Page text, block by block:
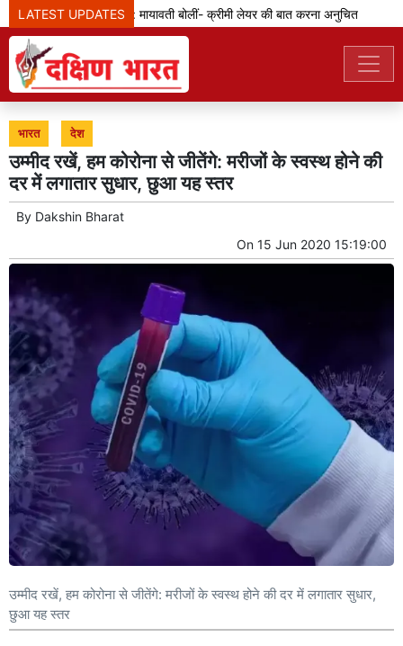
LATEST UPDATES
एससी-एसटी आरक्षण: मायावती बोलीं- क्रीमी लेयर की बात करना अनुचित
भारत देश
उम्मीद रखें, हम कोरोना से जीतेंगे: मरीजों के स्वस्थ होने की
दर में लगातार सुधार, छुआ यह स्तर
By Dakshin Bharat
On 15 Jun 2020 15:19:00
उम्मीद रखें, हम कोरोना से जीतेंगे: मरीजों के स्वस्थ होने की दर में लगातार सुधार,
छुआ यह स्तर